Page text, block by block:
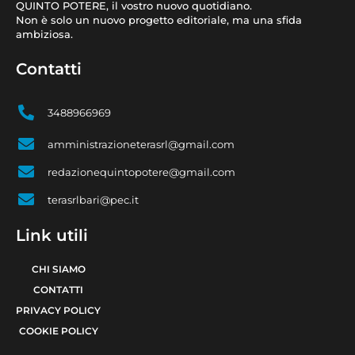
QUINTO POTERE, il vostro nuovo quotidiano.
Non è solo un nuovo progetto editoriale, ma una sfida
ambiziosa.
Contatti
3488966969
amministrazioneterasrl@gmail.com
redazionequintopotere@gmail.com
terasrlbari@pec.it
Link utili
CHI SIAMO
CONTATTI
PRIVACY POLICY
COOKIE POLICY